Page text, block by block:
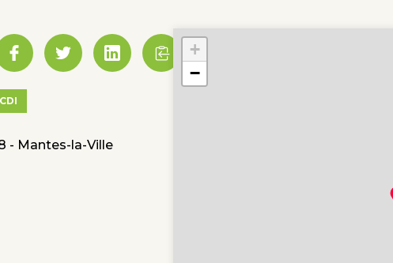
CDI
- Mantes-la-Ville
+
−